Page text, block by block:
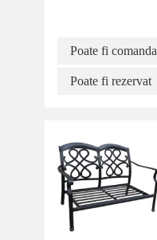
Poate fi
Poate fi rezervat